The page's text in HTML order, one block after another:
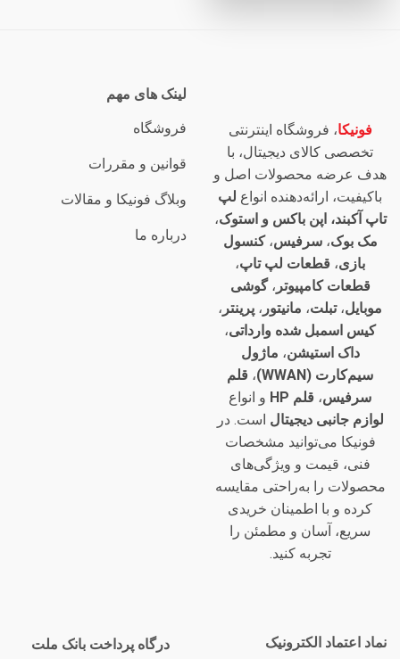
فونیکا، فروشگاه اینترنتی
تخصصی کالای دیجیتال، با
هدف عرضه محصولات اصل و
باکیفیت، ارائه‌دهنده انواع لپ
تاپ آکبند، اپن باکس و استوک،
مک بوک،سرفیس،کنسول
بازی، قطعات لپ تاپ،
قطعات کامپیوتر ،گوشی
موبایل،تبلت، مانیتور ، پرینتر ،
کیس اسمبل شده وارداتی،
داک استیشن، ماژول
سیم‌کارت (WWAN)
، قلم
سرفیس، قلم HP
و انواع
لوازم جانبی دیجیتال است. در
فونیکا می‌توانید مشخصات
فنی، قیمت و ویژگی‌های
محصولات را به‌راحتی مقایسه
کرده و با اطمینان خریدی
سریع، آسان و مطمئن را
تجربه کنید.
لینک های مهم
فروشگاه
قوانین و مقررات
وبلاگ فونیکا و مقالات
درباره ما
نماد اعتماد الکترونیک درگاه پرداخت بانک ملت